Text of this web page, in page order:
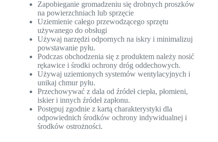
Zapobieganie gromadzeniu się drobnych proszków
na powierzchniach lub sprzęcie
Uziemienie całego przewodzącego sprzętu
używanego do obsługi
Używaj narzędzi odpornych na iskry i minimalizuj
powstawanie pyłu.
Podczas obchodzenia się z produktem należy nosić
rękawice i środki ochrony dróg oddechowych.
Używaj uziemionych systemów wentylacyjnych i
unikaj chmur pyłu.
Przechowywać z dala od źródeł ciepła, płomieni,
iskier i innych źródeł zapłonu.
Postępuj zgodnie z kartą charakterystyki dla
odpowiednich środków ochrony indywidualnej i
środków ostrożności.